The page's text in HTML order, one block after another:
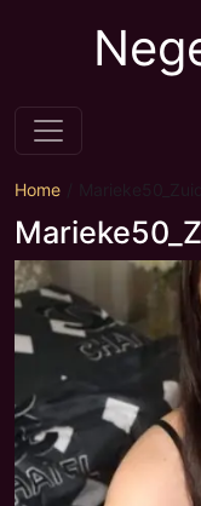
Home